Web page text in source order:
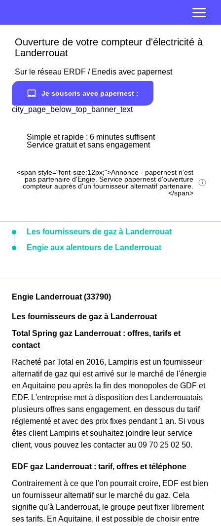
Ouverture de votre compteur d'électricité à
Landerrouat
Sur le réseau ERDF / Enedis avec papernest
Je souscris avec papernest :
city_page_below_top_banner_text
Simple et rapide : 6 minutes suffisent
Service gratuit et sans engagement
<span style="font-size:12px;">Annonce - papernest n'est
pas partenaire d'Engie. Service papernest d'ouverture
compteur auprès d'un fournisseur alternatif partenaire.
</span>
Les fournisseurs de gaz à Landerrouat
Engie aux alentours de Landerrouat
Engie Landerrouat (33790)
Les fournisseurs de gaz à Landerrouat
Total Spring gaz Landerrouat : offres, tarifs et
contact
Racheté par Total en 2016, Lampiris est un fournisseur
alternatif de gaz qui est arrivé sur le marché de l'énergie
en Aquitaine peu après la fin des monopoles de GDF et
EDF. L'entreprise met à disposition des Landerrouatais
plusieurs offres sans engagement, en dessous du tarif
réglementé et avec des prix fixes pendant 1 an. Si vous
êtes client Lampiris et souhaitez joindre leur service
client, vous pouvez les contacter au 09 70 25 02 50.
EDF gaz Landerrouat : tarif, offres et téléphone
Contrairement à ce que l'on pourrait croire, EDF est bien
un fournisseur alternatif sur le marché du gaz. Cela
signifie qu'à Landerrouat, le groupe peut fixer librement
ses tarifs. En Aquitaine, il est possible de choisir entre